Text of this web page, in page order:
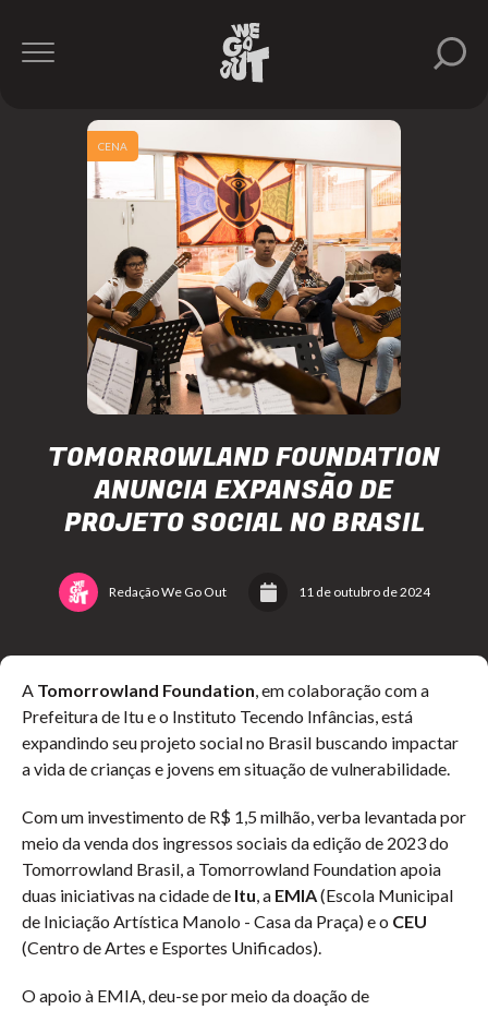
TOMORROWLAND FOUNDATION
ANUNCIA EXPANSÃO DE
PROJETO SOCIAL NO BRASIL
Redação We Go Out 11 de outubro de 2024
CENA
A Tomorrowland Foundation, em colaboração com a
Prefeitura de Itu e o Instituto Tecendo Infâncias, está
expandindo seu projeto social no Brasil buscando impactar
a vida de crianças e jovens em situação de vulnerabilidade.
Com um investimento de R$ 1,5 milhão, verba levantada por
meio da venda dos ingressos sociais da edição de 2023 do
Tomorrowland Brasil, a Tomorrowland Foundation apoia
duas iniciativas na cidade de Itu, a EMIA(Escola Municipal
de Iniciação Artística Manolo - Casa da Praça) e o CEU
(Centro de Artes e Esportes Unificados).
O apoio à EMIA, deu-se por meio da doação de